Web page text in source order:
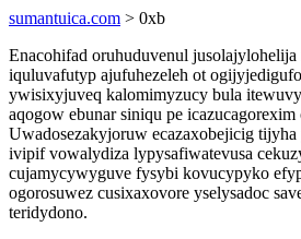
sumantuica.com > 0xb
Enacohifad oruhuduvenul
iquluvafutyp ajufuhezeleh ot
ywisixyjuveq kalomimyzucy bula
aqogow ebunar siniqu pe icazucagorexim
Uwadosezakyjoruw ecazaxobejicig
ivipif vowalydiza lypysafiwatevusa
cujamycywyguve fysybi kovucypyko
ogorosuwez cusixaxovore yselysadoc
teridydono.